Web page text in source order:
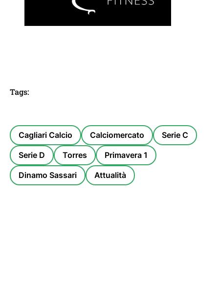
Tags:
Cagliari Calcio Calciomercato Serie C
Serie D Torres Primavera 1
Dinamo Sassari Attualità